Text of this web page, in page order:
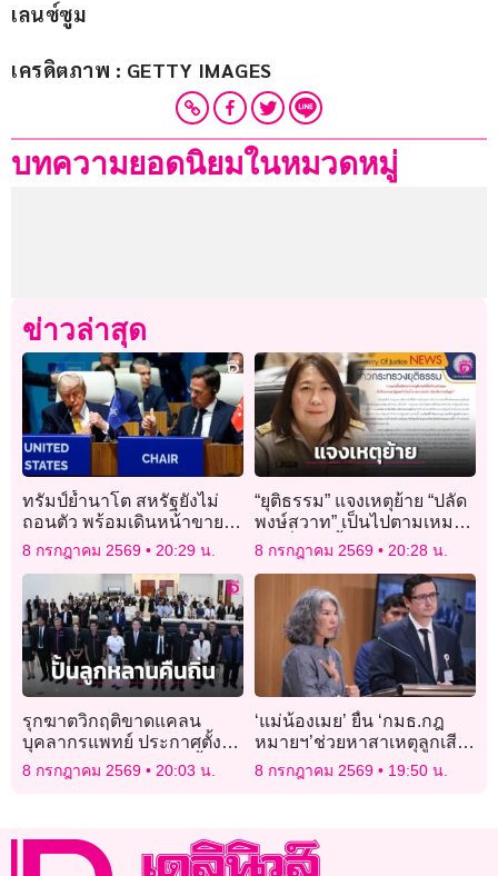
เลนซ์ซูม
เครดิตภาพ : GETTY IMAGES
บทความยอดนิยมในหมวดหมู่
ข่าวล่าสุด
ทรัมป์ย้ำนาโต สหรัฐยังไม่
ถอนตัว พร้อมเดินหน้าขาย
อาวุธให้พันธมิตร
8 กรกฎาคม 2569 20:29 น.
“ยุติธรรม” แจงเหตุย้าย “ปลัด
พงษ์สวาท” เป็นไปตามเหมาะ
สม-นั่งเก้าอี้ครบ 4 ปี
8 กรกฎาคม 2569 20:28 น.
รุกฆาตวิกฤติขาดแคลน
บุคลากรแพทย์ ประกาศตั้ง
‘คณะพยาบาลศาสตร์’ ปั้นลูก
หลานคืนถิ่น
8 กรกฎาคม 2569 20:03 น.
‘แม่น้องเมย’ ยื่น ‘กมธ.กฎ
หมายฯ’ช่วยหาสาเหตุลูกเสีย
ชีวิต ‘รังสิมันต์’รับหารือกมธ.
8 กรกฎาคม 2569 19:50 น.